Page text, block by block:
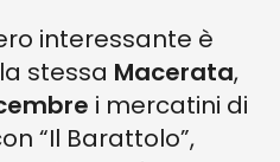
interessante è
stessa Macerata,
i mercatini di
“Il Barattolo”,